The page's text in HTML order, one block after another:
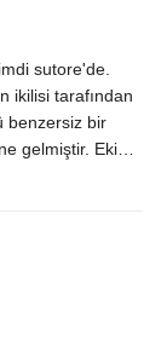
sutore'de.
ikilisi tarafından
benzersiz bir
gelmiştir. Ekim